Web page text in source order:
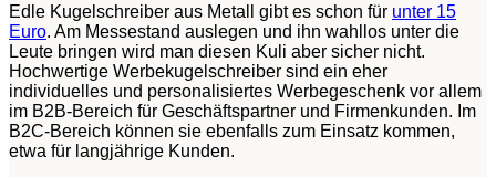
Edle Kugelschreiber aus Metall gibt es schon für unter 15
Euro. Am Messestand auslegen und ihn wahllos unter die
Leute bringen wird man diesen Kuli aber sicher nicht.
Hochwertige Werbekugelschreiber sind ein eher
individuelles und personalisiertes Werbegeschenk vor allem
im B2B-Bereich für Geschäftspartner und Firmenkunden. Im
B2C-Bereich können sie ebenfalls zum Einsatz kommen,
etwa für langjährige Kunden.